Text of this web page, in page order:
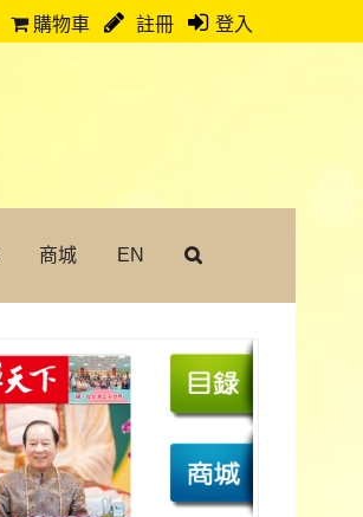
購物車 註冊 登入
商城 EN